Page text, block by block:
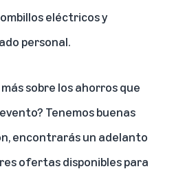
eléctricos y
personal.
sobre los ahorros que
Tenemos buenas
encontrarás un adelanto
ofertas disponibles para